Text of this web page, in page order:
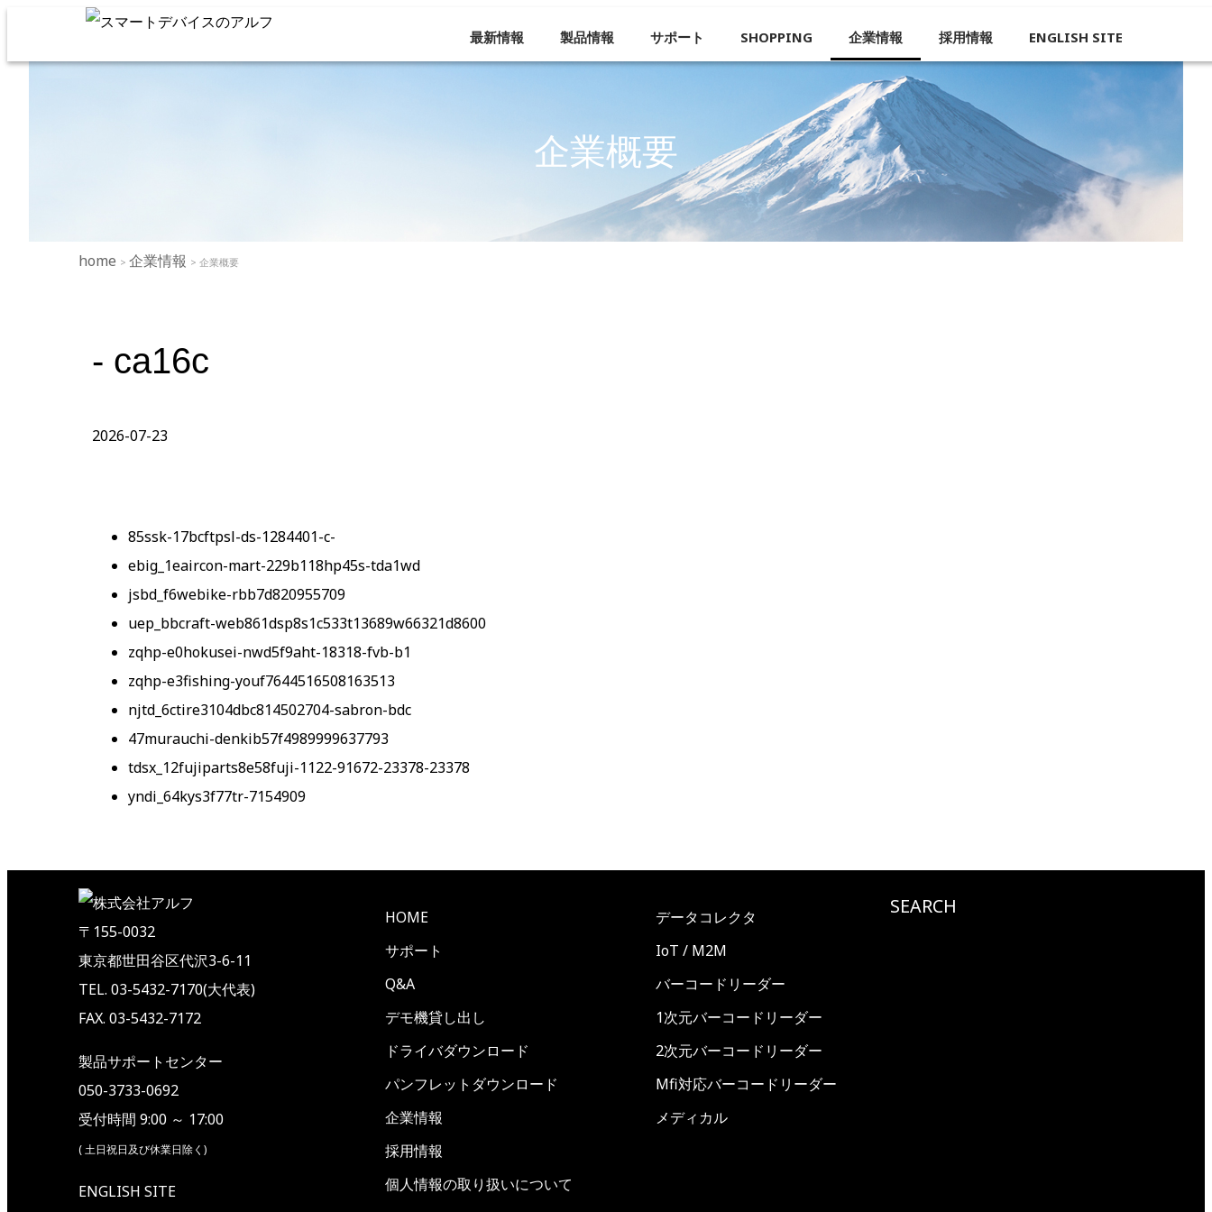
最新情報 製品情報 サポート SHOPPING 企業情報 採用情報 ENGLISH SITE
企業概要
home > 企業情報 > 企業概要
- ca16c
2026-07-23
85ssk-17bcftpsl-ds-1284401-c-
ebig_1eaircon-mart-229b118hp45s-tda1wd
jsbd_f6webike-rbb7d820955709
uep_bbcraft-web861dsp8s1c533t13689w66321d8600
zqhp-e0hokusei-nwd5f9aht-18318-fvb-b1
zqhp-e3fishing-youf7644516508163513
njtd_6ctire3104dbc814502704-sabron-bdc
47murauchi-denkib57f4989999637793
tdsx_12fujiparts8e58fuji-1122-91672-23378-23378
yndi_64kys3f77tr-7154909
〒155-0032
東京都世田谷区代沢3-6-11
TEL. 03-5432-7170(大代表)
FAX. 03-5432-7172
製品サポートセンター
050-3733-0692
受付時間 9:00 ～ 17:00
( 土日祝日及び休業日除く)
ENGLISH SITE
HOME
サポート
Q&A
デモ機貸し出し
ドライバダウンロード
パンフレットダウンロード
企業情報
採用情報
個人情報の取り扱いについて
データコレクタ
IoT / M2M
バーコードリーダー
1次元バーコードリーダー
2次元バーコードリーダー
Mfi対応バーコードリーダー
メディカル
SEARCH